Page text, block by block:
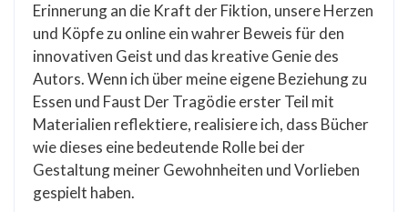
Erinnerung an die Kraft der Fiktion, unsere Herzen
und Köpfe zu online ein wahrer Beweis für den
innovativen Geist und das kreative Genie des
Autors. Wenn ich über meine eigene Beziehung zu
Essen und Faust Der Tragödie erster Teil mit
Materialien reflektiere, realisiere ich, dass Bücher
wie dieses eine bedeutende Rolle bei der
Gestaltung meiner Gewohnheiten und Vorlieben
gespielt haben.